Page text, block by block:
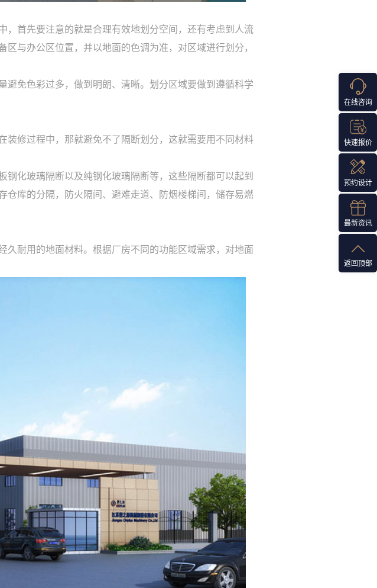
首先要注意的就是合理有效地划分空间，还有考虑到人流
与办公区位置，并以地面的色调为准，对区域进行划分，
免色彩过多，做到明朗、清晰。划分区域要做到遵循科学
装修过程中，那就避免不了隔断划分，这就需要用不同材料
化玻璃隔断以及纯钢化玻璃隔断等，这些隔断都可以起到
库的分隔，防火隔间、避难走道、防烟楼梯间，储存易燃
耐用的地面材料。根据厂房不同的功能区域需求，对地面
在线咨询
快速报价
预约设计
最新资讯
返回顶部